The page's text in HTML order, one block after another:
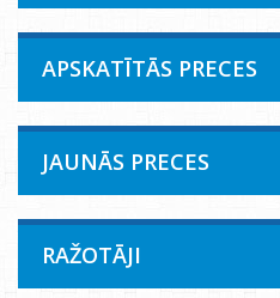
APSKATĪTĀS PRECES
JAUNĀS PRECES
RAŽOTĀJI